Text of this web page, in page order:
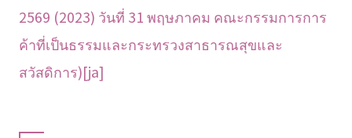
2569 (2023) วันที่ 31 พฤษภาคม คณะกรรมการการ
ค้าที่เป็นธรรมและกระทรวงสาธารณสุขและ
สวัสดิการ)[ja]